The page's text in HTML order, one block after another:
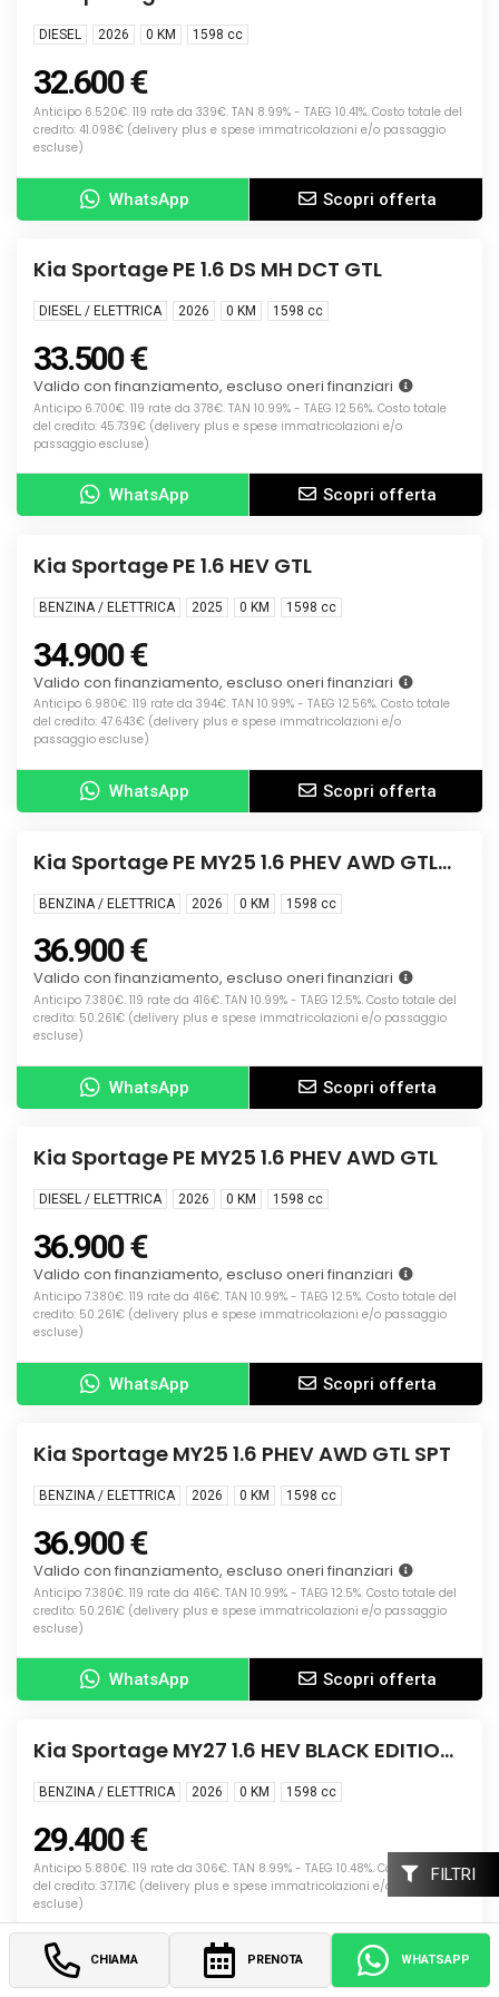
DIESEL 2026 0 KM 1598 cc
32.600 €
Anticipo 6.520€. 119 rate da 339€. TAN 8.99% - TAEG 10.41%. Costo totale del
credito: 41.098€ (delivery plus e spese immatricolazioni e/o passaggio
escluse)
WhatsApp Scopri offerta
KM0
Info
Kia Sportage PE 1.6 DS MH DCT GTL
DIESEL / ELETTRICA 2026 0 KM 1598 cc
33.500 €
Valido con finanziamento, escluso oneri finanziari
Anticipo 6.700€. 119 rate da 378€. TAN 10.99% - TAEG 12.56%. Costo totale
del credito: 45.739€ (delivery plus e spese immatricolazioni e/o
passaggio escluse)
WhatsApp Scopri offerta
KM0
Info
Kia Sportage PE 1.6 HEV GTL
BENZINA / ELETTRICA 2025 0 KM 1598 cc
34.900 €
Valido con finanziamento, escluso oneri finanziari
Anticipo 6.980€. 119 rate da 394€. TAN 10.99% - TAEG 12.56%. Costo totale
del credito: 47.643€ (delivery plus e spese immatricolazioni e/o
passaggio escluse)
WhatsApp Scopri offerta
KM0
Info
Kia Sportage PE MY25 1.6 PHEV AWD GTL
SPT
BENZINA / ELETTRICA 2026 0 KM 1598 cc
36.900 €
Valido con finanziamento, escluso oneri finanziari
Anticipo 7.380€. 119 rate da 416€. TAN 10.99% - TAEG 12.5%. Costo totale del
credito: 50.261€ (delivery plus e spese immatricolazioni e/o passaggio
escluse)
WhatsApp Scopri offerta
KM0
Info
Kia Sportage PE MY25 1.6 PHEV AWD GTL
DIESEL / ELETTRICA 2026 0 KM 1598 cc
36.900 €
Valido con finanziamento, escluso oneri finanziari
Anticipo 7.380€. 119 rate da 416€. TAN 10.99% - TAEG 12.5%. Costo totale del
credito: 50.261€ (delivery plus e spese immatricolazioni e/o passaggio
escluse)
WhatsApp Scopri offerta
KM0
Info
Kia Sportage MY25 1.6 PHEV AWD GTL SPT
BENZINA / ELETTRICA 2026 0 KM 1598 cc
36.900 €
Valido con finanziamento, escluso oneri finanziari
Anticipo 7.380€. 119 rate da 416€. TAN 10.99% - TAEG 12.5%. Costo totale del
credito: 50.261€ (delivery plus e spese immatricolazioni e/o passaggio
escluse)
WhatsApp Scopri offerta
NUOVA
Info
Kia Sportage MY27 1.6 HEV BLACK EDITION
SR BC G
BENZINA / ELETTRICA 2026 0 KM 1598 cc
29.400 €
Anticipo 5.880€. 119 rate da 306€. TAN 8.99% - TAEG 10.48%. Costo totale
del credito: 37.171€ (delivery plus e spese immatricolazioni e/o passaggio
escluse)
WhatsApp Scopri offerta
Info
FILTRI
CHIAMA PRENOTA WHATSAPP